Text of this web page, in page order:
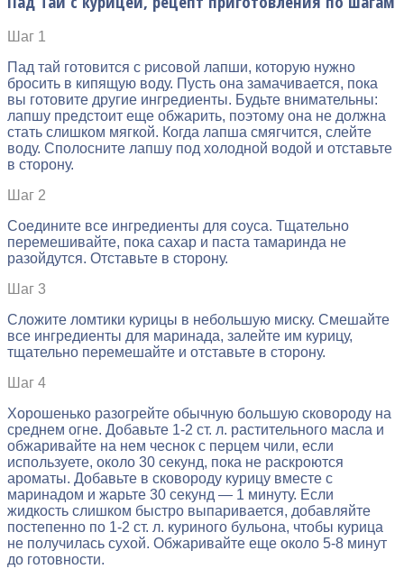
Шаг 1
Пад тай готовится с рисовой лапши, которую нужно
бросить в кипящую воду. Пусть она замачивается, пока
вы готовите другие ингредиенты. Будьте внимательны:
лапшу предстоит еще обжарить, поэтому она не должна
стать слишком мягкой. Когда лапша смягчится, слейте
воду. Сполосните лапшу под холодной водой и отставьте
в сторону.
Шаг 2
Соедините все ингредиенты для соуса. Тщательно
перемешивайте, пока сахар и паста тамаринда не
разойдутся. Отставьте в сторону.
Шаг 3
Сложите ломтики курицы в небольшую миску. Смешайте
все ингредиенты для маринада, залейте им курицу,
тщательно перемешайте и отставьте в сторону.
Шаг 4
Хорошенько разогрейте обычную большую сковороду на
среднем огне. Добавьте 1-2 ст. л. растительного масла и
обжаривайте на нем чеснок с перцем чили, если
используете, около 30 секунд, пока не раскроются
ароматы. Добавьте в сковороду курицу вместе с
маринадом и жарьте 30 секунд — 1 минуту. Если
жидкость слишком быстро выпаривается, добавляйте
постепенно по 1-2 ст. л. куриного бульона, чтобы курица
не получилась сухой. Обжаривайте еще около 5-8 минут
до готовности.